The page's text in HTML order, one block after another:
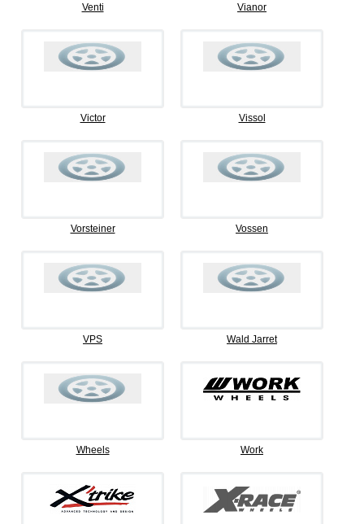
Venti Vianor
Victor Vissol
Vorsteiner Vossen
VPS Wald Jarret
Wheels Work